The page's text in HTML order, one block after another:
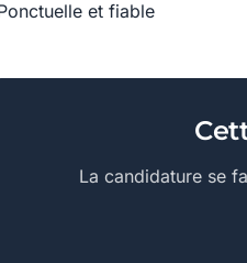
et fiable
La candidature se